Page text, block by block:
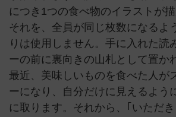
につき1つの食べ物のイラストが描
それを、全員が同じ枚数になるよ
りは使用しません。手に入れた読
ーの前に裏向きの山札として置か
最近、美味しいものを食べた人が
ーになり、自分だけに見えるよう
に取ります。それから、｢いただ